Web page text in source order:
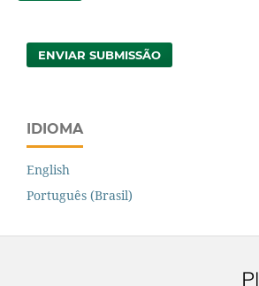
ENVIAR SUBMISSÃO
IDIOMA
English
Português (Brasil)